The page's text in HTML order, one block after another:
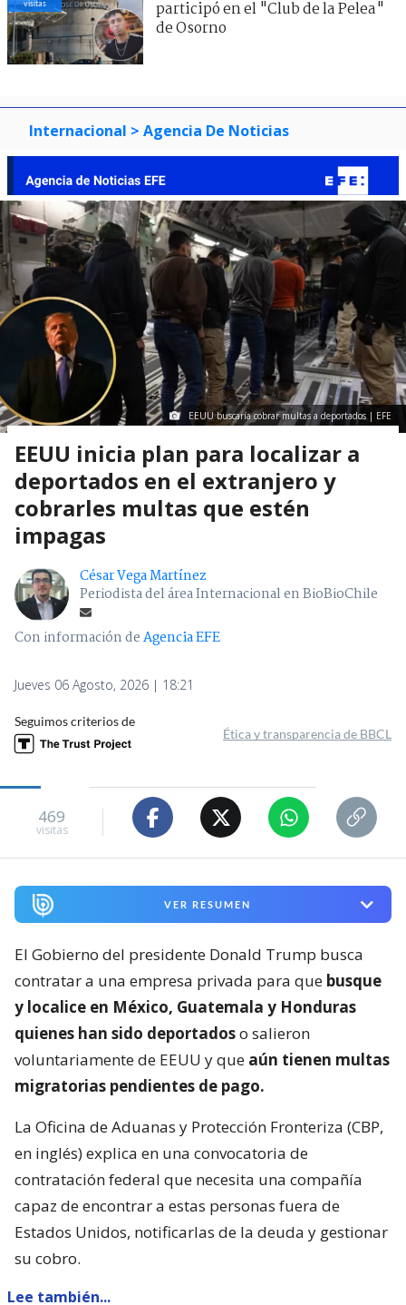
visitas
participó en el "Club de la Pelea"
de Osorno
Internacional > Agencia De Noticias
EEUU buscaría cobrar multas a deportados | EFE
EEUU inicia plan para localizar a
deportados en el extranjero y
cobrarles multas que estén
impagas
César Vega Martínez
Periodista del área Internacional en BioBioChile
Con información deAgencia EFE
Jueves 06 Agosto, 2026 | 18:21
Seguimos criterios de
Ética y transparencia de BBCL
469
visitas
VER RESUMEN
El Gobierno del presidente Donald Trump busca
contratar a una empresa privada para que busque
y localice en México, Guatemala y Honduras
quienes han sido deportadoso salieron
voluntariamente de EEUU y que aún tienen multas
migratorias pendientes de pago.
La Oficina de Aduanas y Protección Fronteriza (CBP,
en inglés) explica en una convocatoria de
contratación federal que necesita una compañía
capaz de encontrar a estas personas fuera de
Estados Unidos, notificarlas de la deuda y gestionar
su cobro.
Lee también...